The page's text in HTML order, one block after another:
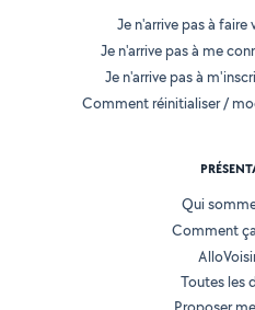
Je n'arrive pas à
Je n'arrive pas à me
Je n'arrive pas à
Comment réinitialiser /
Qui
Comment
Toutes les